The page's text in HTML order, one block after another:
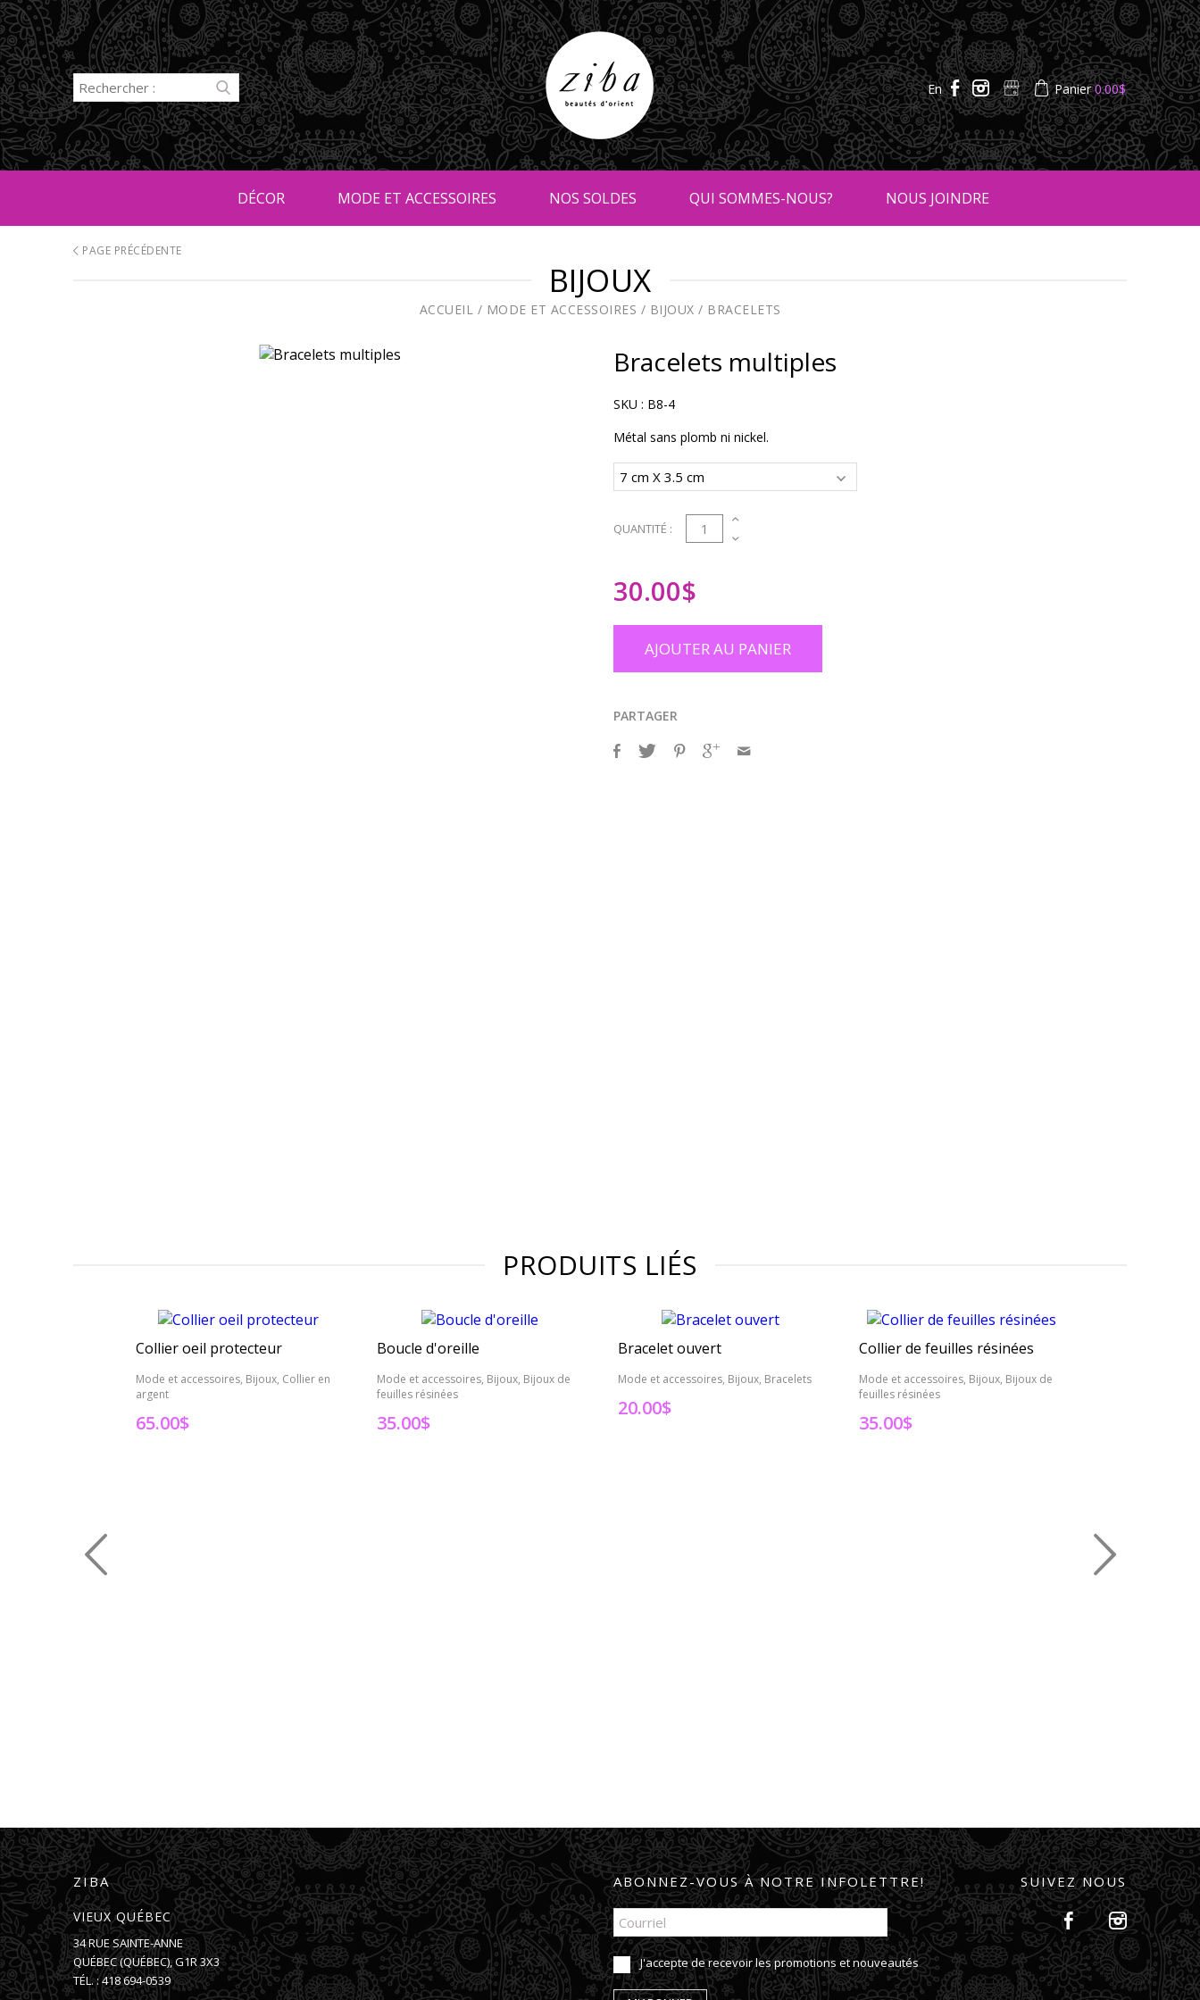
En Panier0.00$
DÉCOR MODE ET ACCESSOIRES NOS SOLDES QUI SOMMES-NOUS? NOUS JOINDRE
PAGE PRÉCÉDENTE
BIJOUX
ACCUEIL / MODE ET ACCESSOIRES / BIJOUX / BRACELETS
Bracelets multiples
SKU : B8-4
Métal sans plomb ni nickel.
QUANTITÉ : 1
30.00$
AJOUTER AU PANIER
PARTAGER
PRODUITS LIÉS
Collier oeil protecteur
Mode et accessoires, Bijoux, Collier en
argent
65.00$
Boucle d'oreille
Mode et accessoires, Bijoux, Bijoux de
feuilles résinées
35.00$
Bracelet ouvert
Mode et accessoires, Bijoux, Bracelets
20.00$
Collier de feuilles résinées
Mode et accessoires, Bijoux, Bijoux de
feuilles résinées
35.00$
ZIBA
VIEUX QUÉBEC
34 RUE SAINTE-ANNE
QUÉBEC(QUÉBEC),G1R 3X3
TÉL. :418 694-0539
ABONNEZ-VOUS À NOTRE INFOLETTRE!
J'accepte de recevoir les promotions et nouveautés
SUIVEZ NOUS